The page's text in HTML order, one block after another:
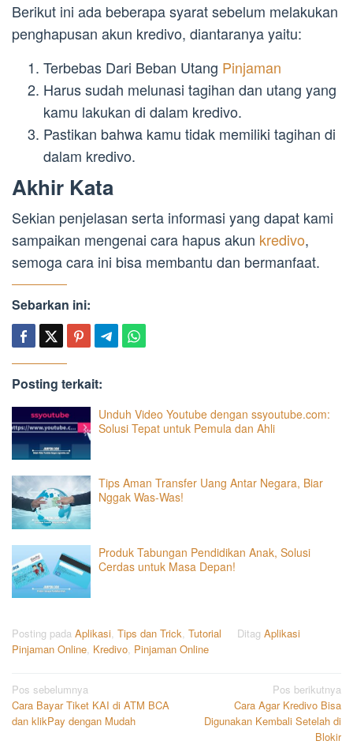
Berikut ini ada beberapa syarat sebelum melakukan
penghapusan akun kredivo, diantaranya yaitu:
Terbebas Dari Beban Utang Pinjaman
Harus sudah melunasi tagihan dan utang yang
kamu lakukan di dalam kredivo.
Pastikan bahwa kamu tidak memiliki tagihan di
dalam kredivo.
Akhir Kata
Sekian penjelasan serta informasi yang dapat kami
sampaikan mengenai cara hapus akun kredivo,
semoga cara ini bisa membantu dan bermanfaat.
Sebarkan ini:
Posting terkait:
Unduh Video Youtube dengan ssyoutube.com:
Solusi Tepat untuk Pemula dan Ahli
Tips Aman Transfer Uang Antar Negara, Biar
Nggak Was-Was!
Produk Tabungan Pendidikan Anak, Solusi
Cerdas untuk Masa Depan!
Posting pada Aplikasi, Tips dan Trick, Tutorial Ditag Aplikasi
Pinjaman Online, Kredivo, Pinjaman Online
Navigasi
pos
Pos sebelumnya
Cara Bayar Tiket KAI di ATM BCA
dan klikPay dengan Mudah
Pos berikutnya
Cara Agar Kredivo Bisa
Digunakan Kembali Setelah di
Blokir